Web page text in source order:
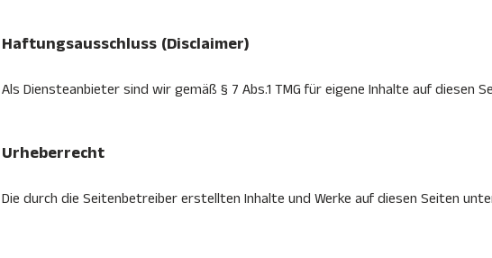
Haftungsausschluss (Disclaimer)
Als Diensteanbieter sind wir gemäß § 7 Abs.1 TMG für eigene Inhalte auf diesen
Urheberrecht
Die durch die Seitenbetreiber erstellten Inhalte und Werke auf diesen Seiten